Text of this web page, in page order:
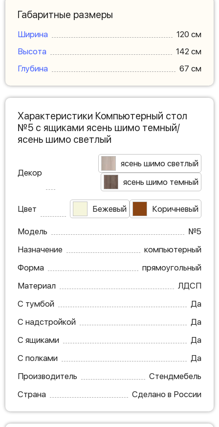
Габаритные размеры
Ширина
120 см
Высота
142 см
Глубина
67 см
Характеристики Компьютерный стол
№5 с ящиками ясень шимо темный/
ясень шимо светлый
Декор
ясень шимо светлый
ясень шимо темный
Цвет Бежевый Коричневый
Модель
№5
Назначение
компьютерный
Форма
прямоугольный
Материал
ЛДСП
С тумбой
Да
С надстройкой
Да
С ящиками
Да
С полками
Да
Производитель
Стендмебель
Страна
Сделано в России